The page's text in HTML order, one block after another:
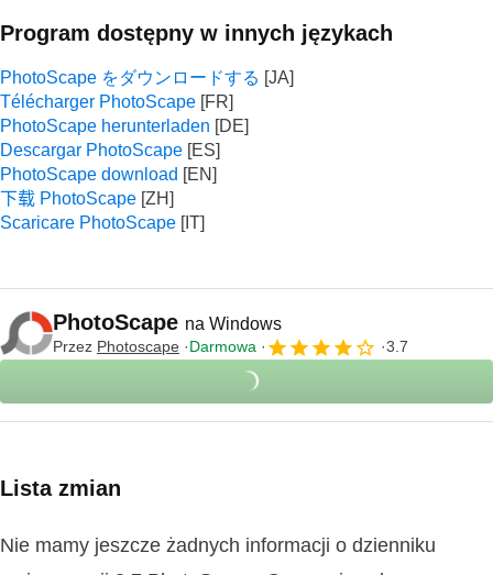
Program dostępny w innych językach
PhotoScape をダウンロードする
Télécharger PhotoScape
PhotoScape herunterladen
Descargar PhotoScape
PhotoScape download
下载 PhotoScape
Scaricare PhotoScape
PhotoScape na Windows
Przez Photoscape Darmowa 3.7
Lista zmian
Nie mamy jeszcze żadnych informacji o dzienniku